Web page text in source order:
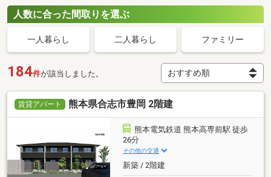
人数に合った間取りを選ぶ
一人暮らし 二人暮らし ファミリー
184件が該当しました。
賃貸アパート 熊本県合志市豊岡 2階建
熊本電気鉄道 熊本高専前駅 徒歩
26分
その他の交通
新築 / 2階建